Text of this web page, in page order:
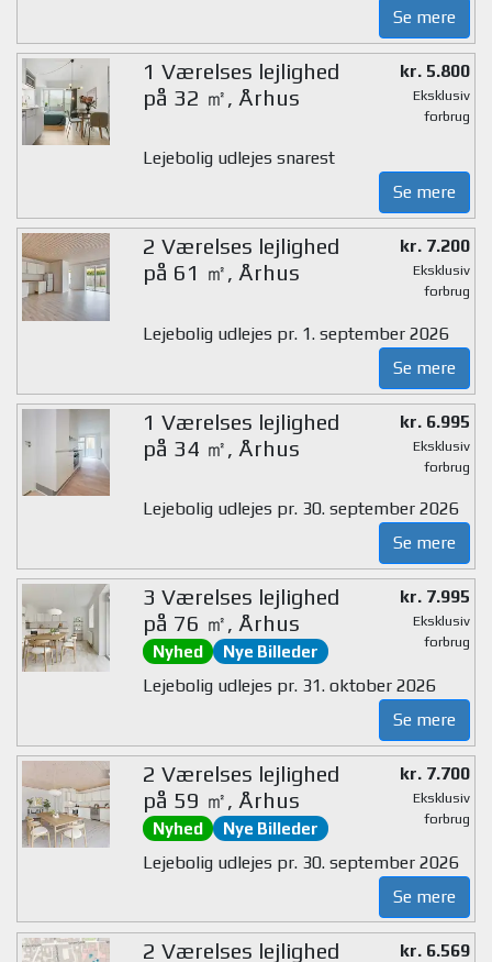
Se mere
1 Værelses lejlighed
på 32 ㎡, Århus
kr. 5.800
Eksklusiv
forbrug
Lejebolig udlejes snarest
Se mere
2 Værelses lejlighed
på 61 ㎡, Århus
kr. 7.200
Eksklusiv
forbrug
Lejebolig udlejes pr. 1. september 2026
Se mere
1 Værelses lejlighed
på 34 ㎡, Århus
kr. 6.995
Eksklusiv
forbrug
Lejebolig udlejes pr. 30. september 2026
Se mere
3 Værelses lejlighed
på 76 ㎡, Århus
Nyhed Nye Billeder
kr. 7.995
Eksklusiv
forbrug
Lejebolig udlejes pr. 31. oktober 2026
Se mere
2 Værelses lejlighed
på 59 ㎡, Århus
Nyhed Nye Billeder
kr. 7.700
Eksklusiv
forbrug
Lejebolig udlejes pr. 30. september 2026
Se mere
2 Værelses lejlighed kr. 6.569